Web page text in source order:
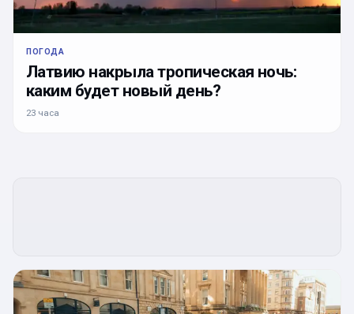
ПОГОДА
Латвию накрыла тропическая ночь:
каким будет новый день?
23 часа